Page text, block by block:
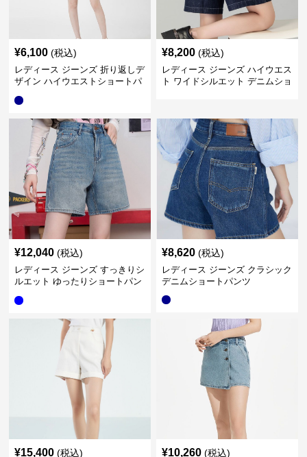
¥6,100 (税込)
レディース ジーンズ 折り返しデ
ザイン ハイウエストショートパ
¥8,200 (税込)
レディース ジーンズ ハイウエス
ト ワイドシルエット デニムショ
¥12,040 (税込)
レディース ジーンズ すっきりシ
ルエット ゆったりショートパン
¥8,620 (税込)
レディース ジーンズ クラシック
デニムショートパンツ
¥15,400 (税込) ¥10,260 (税込)